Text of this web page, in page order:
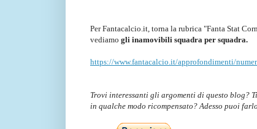
Per Fantacalcio.it, torna la rubrica "Fanta Stat
vediamo gli inamovibili squadra per squadra.
https://www.fantacalcio.it/approfondimenti/
Trovi interessanti gli argomenti di questo blog?
in qualche modo ricompensato? Adesso puoi